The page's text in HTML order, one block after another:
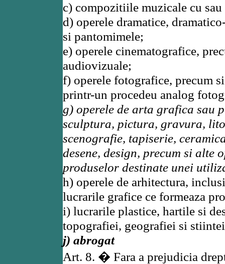
c) compozitiile muzicale cu
d) operele dramatice,
si pantomimele;
e) operele cinematografice,
audiovizuale;
f) operele fotografice, precum
printr-un procedeu analog
g) operele de arta grafica sau
sculptura, pictura, gravura,
scenografie, tapiserie,
desene, design, precum si alte
produselor destinate unei
h) operele de arhitectura,
lucrarile grafice ce formeaza
i) lucrarile plastice, hartile si
topografiei, geografiei si
j) abrogat
Art. 8. � Fara a prejudicia